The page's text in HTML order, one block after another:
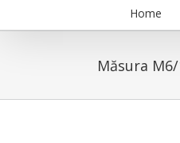
Home
Măsura